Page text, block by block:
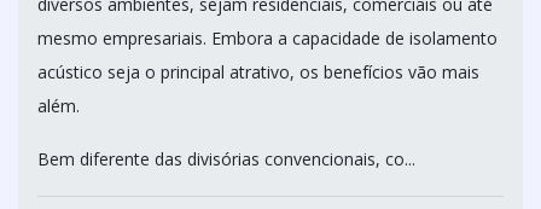
mesmo empresariais. Embora a capacidade de isolamento
acústico seja o principal atrativo, os benefícios vão mais
além.
Bem diferente das divisórias convencionais, co...